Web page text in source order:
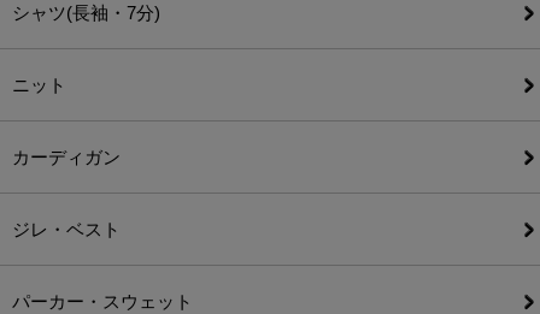
シャツ(長袖・7分)
ニット
カーディガン
ジレ・ベスト
パーカー・スウェット